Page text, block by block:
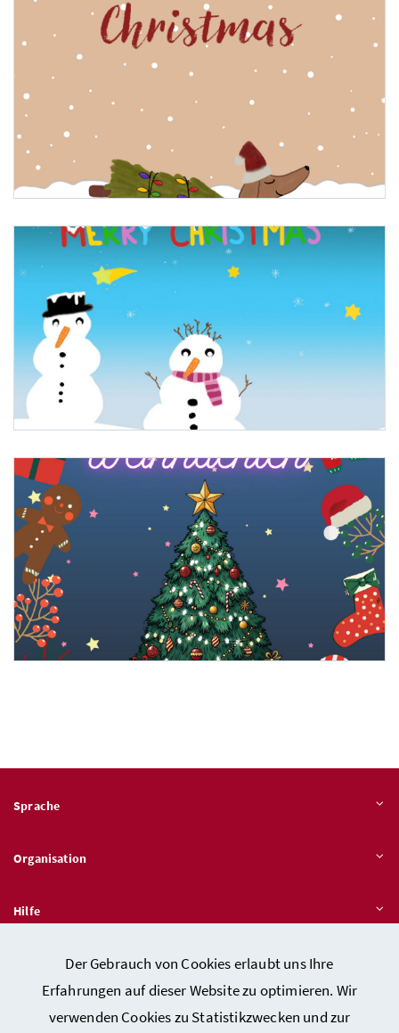
Der Gebrauch von Cookies erlaubt uns Ihre
Erfahrungen auf dieser Website zu optimieren. Wir
verwenden Cookies zu Statistikzwecken und zur
1. Platz: Helena Eder, HLWM Salzburg Annahof, Salzburg
2. Platz: Viktoria Brandsteidl, Privatmittelschule Mary Ward Krems, Niederösterreich
Digitale Kunst - 3. Platz: Elias Wailzer,
Sprache
Organisation
Hilfe
Quicklinks